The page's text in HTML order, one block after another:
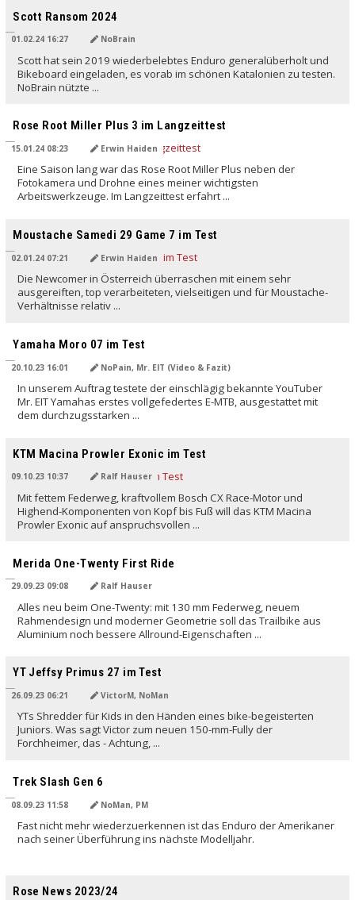
Scott Ransom 2024
01.02.24 16:27 NoBrain
Scott hat sein 2019 wiederbelebtes Enduro generalüberholt und
Bikeboard eingeladen, es vorab im schönen Katalonien zu testen.
NoBrain nützte ...
Rose Root Miller Plus 3 im Langzeittest
15.01.24 08:23 Erwin Haiden
Eine Saison lang war das Rose Root Miller Plus neben der
Fotokamera und Drohne eines meiner wichtigsten
Arbeitswerkzeuge. Im Langzeittest erfahrt ...
Moustache Samedi 29 Game 7 im Test
02.01.24 07:21 Erwin Haiden
Die Newcomer in Österreich überraschen mit einem sehr
ausgereiften, top verarbeiteten, vielseitigen und für Moustache-
Verhältnisse relativ ...
Yamaha Moro 07 im Test
20.10.23 16:01 NoPain, Mr. EIT (Video & Fazit)
In unserem Auftrag testete der einschlägig bekannte YouTuber
Mr. EIT Yamahas erstes vollgefedertes E-MTB, ausgestattet mit
dem durchzugsstarken ...
KTM Macina Prowler Exonic im Test
09.10.23 10:37 Ralf Hauser
Mit fettem Federweg, kraftvollem Bosch CX Race-Motor und
Highend-Komponenten von Kopf bis Fuß will das KTM Macina
Prowler Exonic auf anspruchsvollen ...
Merida One-Twenty First Ride
29.09.23 09:08 Ralf Hauser
Alles neu beim One-Twenty: mit 130 mm Federweg, neuem
Rahmendesign und moderner Geometrie soll das Trailbike aus
Aluminium noch bessere Allround-Eigenschaften ...
YT Jeffsy Primus 27 im Test
26.09.23 06:21 VictorM, NoMan
YTs Shredder für Kids in den Händen eines bike-begeisterten
Juniors. Was sagt Victor zum neuen 150-mm-Fully der
Forchheimer, das - Achtung, ...
Trek Slash Gen 6
08.09.23 11:58 NoMan, PM
Fast nicht mehr wiederzuerkennen ist das Enduro der Amerikaner
nach seiner Überführung ins nächste Modelljahr.
Rose News 2023/24